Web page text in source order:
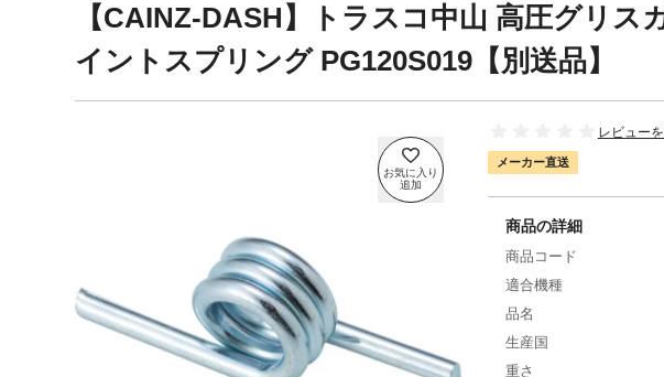
【CAINZ-DASH】トラスコ中山 高圧グリ
イントスプリング PG120S019【別送品】
レビューを
メーカー直送
商品の詳細
商品コード
適合機種
品名
生産国
重さ